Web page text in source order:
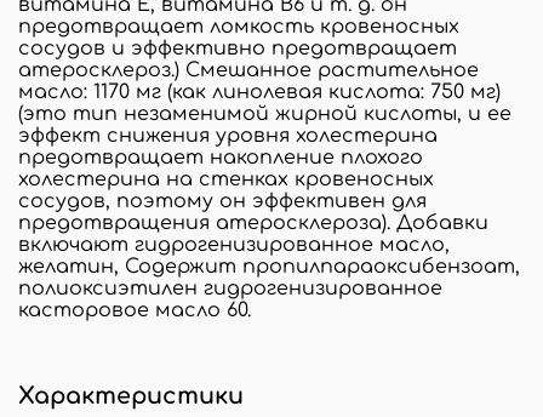
предотвращает ломкость кровеносных
сосудов и эффективно предотвращает
атеросклероз.) Смешанное растительное
масло: 1170 мг (как линолевая кислота: 750 мг)
(это тип незаменимой жирной кислоты, и ее
эффект снижения уровня холестерина
предотвращает накопление плохого
холестерина на стенках кровеносных
сосудов, поэтому он эффективен для
предотвращения атеросклероза). Добавки
включают гидрогенизированное масло,
желатин, Содержит пропилпараоксибензоат,
полиоксиэтилен гидрогенизированное
касторовое масло 60.
Характеристики